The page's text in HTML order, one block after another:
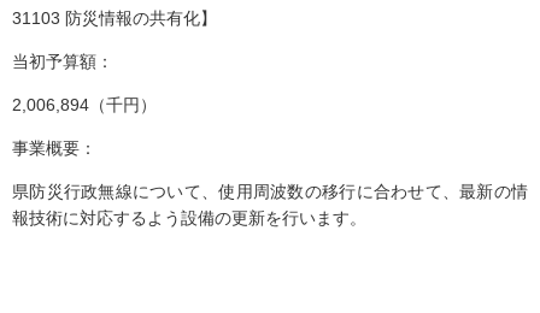
31103 防災情報の共有化】
当初予算額：
2,006,894（千円）
事業概要：
県防災行政無線について、使用周波数の移行に合わせて、最新の情
報技術に対応するよう設備の更新を行います。